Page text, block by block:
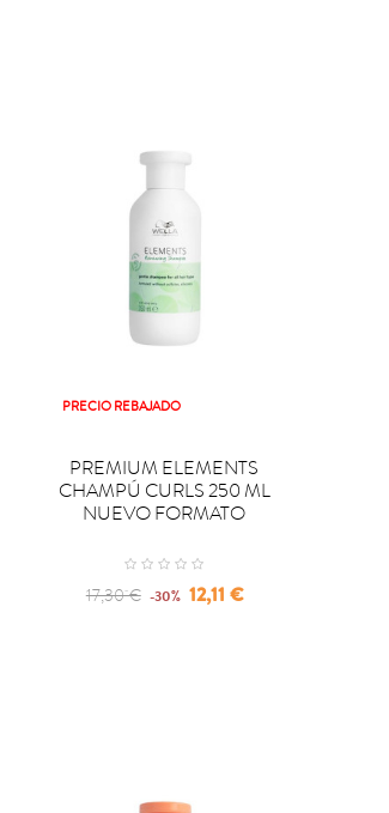
PRECIO REBAJADO
PREMIUM ELEMENTS
CHAMPÚ CURLS 250 ML
NUEVO FORMATO
Regular
17,30 € -30% Precio
12,11 €